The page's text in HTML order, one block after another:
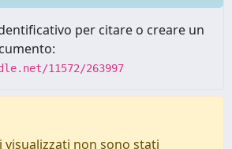
per citare o creare un
11572/263997
visualizzati non sono stati